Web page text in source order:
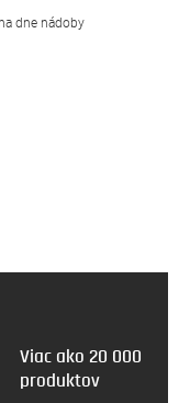
dne nádoby
Viac ako 20 000
produktov